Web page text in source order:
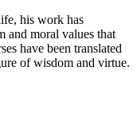
his work has
and moral values that
have been translated
of wisdom and virtue.